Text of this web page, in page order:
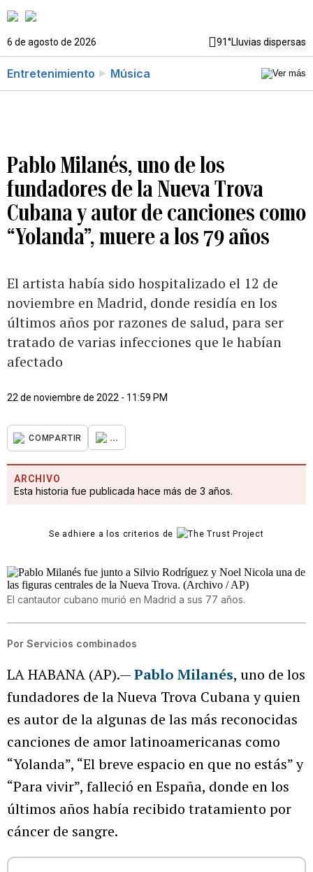
6 de agosto de 2026 91°Lluvias dispersas
Entretenimiento Música
Pablo Milanés, uno de los
fundadores de la Nueva Trova
Cubana y autor de canciones como
“Yolanda”, muere a los 79 años
El artista había sido hospitalizado el 12 de
noviembre en Madrid, donde residía en los
últimos años por razones de salud, para ser
tratado de varias infecciones que le habían
afectado
22 de noviembre de 2022 - 11:59 PM
COMPARTIR ...
ARCHIVO
Esta historia fue publicada hace más de 3 años.
Se adhiere a los criterios de
El cantautor cubano murió en Madrid a sus 77 años.
Por Servicios combinados
LA HABANA (AP).—Pablo Milanés, uno de los
fundadores de la Nueva Trova Cubana y quien
es autor de la algunas de las más reconocidas
canciones de amor latinoamericanas como
“Yolanda”, “El breve espacio en que no estás” y
“Para vivir”, falleció en España, donde en los
últimos años había recibido tratamiento por
cáncer de sangre.